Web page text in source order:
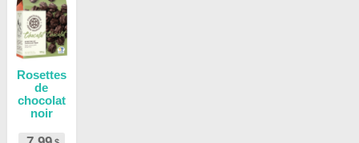
Rosettes
de
chocolat
noir